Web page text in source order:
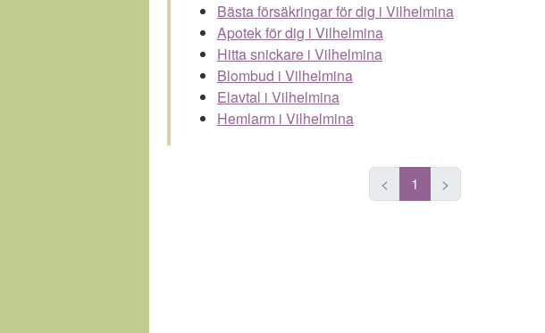
Bästa försäkringar för dig i Vilhelmina
Apotek för dig i Vilhelmina
Hitta snickare i Vilhelmina
Blombud i Vilhelmina
Elavtal i Vilhelmina
Hemlarm i Vilhelmina
< 1 >